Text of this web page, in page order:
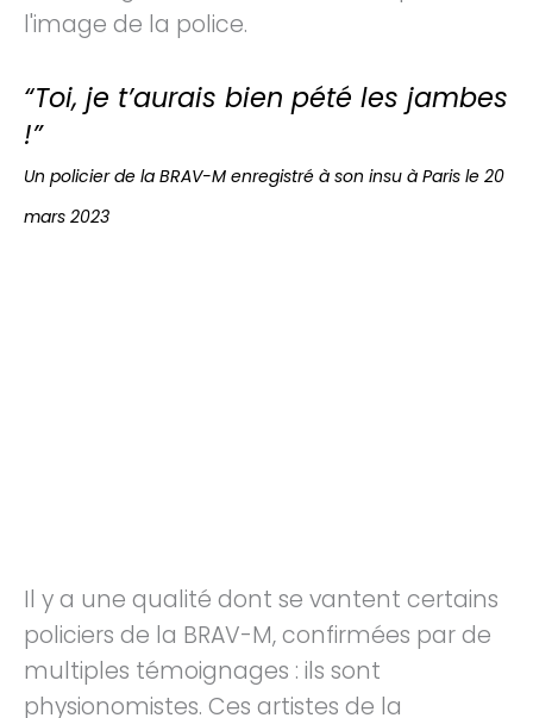
l'image de la police.
“Toi, je t’aurais bien pété les jambes
!”
Un policier de la BRAV-M enregistré à son insu à Paris le 20
mars 2023
v=Ibq2EM5hpq4
Il y a une qualité dont se vantent certains
policiers de la BRAV-M, confirmées par de
multiples témoignages : ils sont
physionomistes. Ces artistes de la